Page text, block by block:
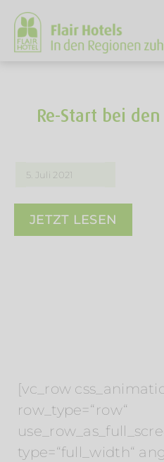
Zum
Inhalt
springen
UNSERE
FLAIR
Re-Start bei
5. Juli 2021
JETZT LESEN
[vc_row
row_type=“row“
type=“full_width“